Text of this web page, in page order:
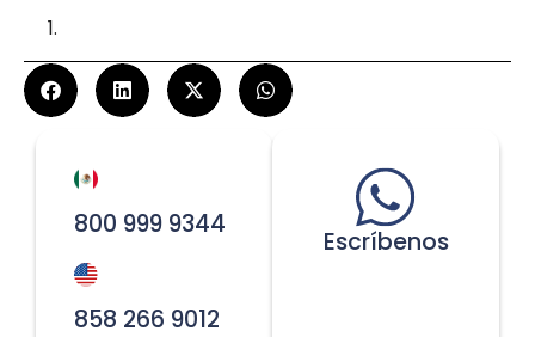
800 999 9344
858 266 9012
Escríbenos